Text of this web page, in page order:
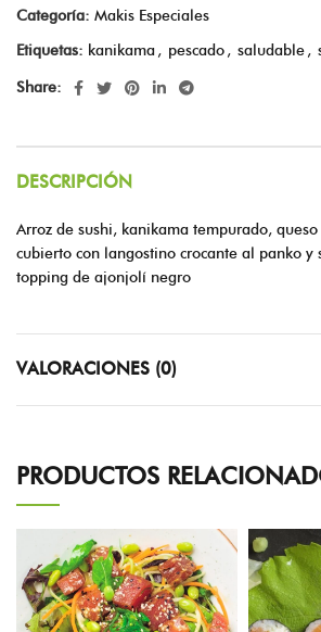
Categoría: Makis Especiales
Etiquetas: kanikama , pescado , saludable ,
Share:
DESCRIPCIÓN
Arroz de sushi, kanikama tempurado,
cubierto con langostino crocante al panko y
topping de ajonjolí negro
VALORACIONES (0)
PRODUCTOS